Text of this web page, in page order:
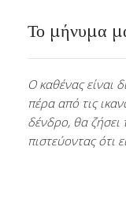
Το μήνυμα
Ο καθένας είναι
πέρα από τις
δένδρο, θα ζήσει
πιστεύοντας ότι